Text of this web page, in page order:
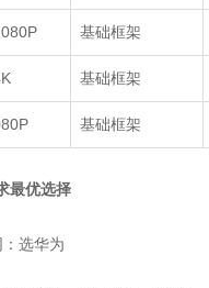
基础框架
基础框架
基础框架
最优选择
选华为